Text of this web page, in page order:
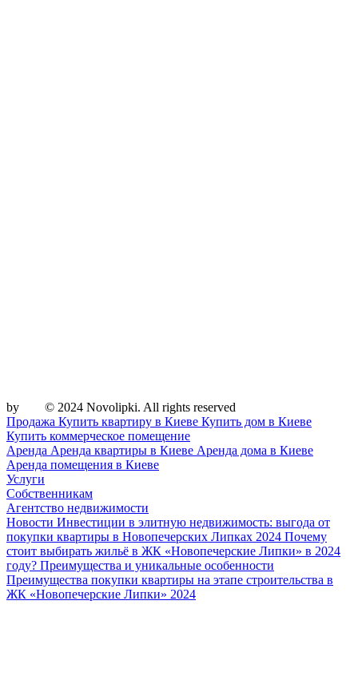
by
© 2024 Novolipki. All rights reserved
Продажа Купить квартиру в Киеве Купить дом в Киеве
Купить коммерческое помещение
Аренда Аренда квартиры в Киеве Аренда дома в Киеве
Аренда помещения в Киеве
Услуги
Собственникам
Агентство недвижимости
Новости Инвестиции в элитную недвижимость: выгода от
покупки квартиры в Новопечерских Липках 2024 Почему
стоит выбирать жильё в ЖК «Новопечерские Липки» в 2024
году? Преимущества и уникальные особенности
Преимущества покупки квартиры на этапе строительства в
ЖК «Новопечерские Липки» 2024